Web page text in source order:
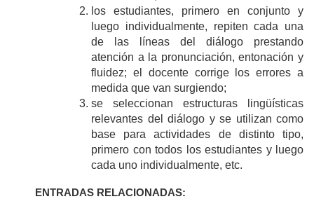
los estudiantes, primero en conjunto y
luego individualmente, repiten cada una
de las líneas del diálogo prestando
atención a la pronunciación, entonación y
fluidez; el docente corrige los errores a
medida que van surgiendo;
se seleccionan estructuras lingüísticas
relevantes del diálogo y se utilizan como
base para actividades de distinto tipo,
primero con todos los estudiantes y luego
cada uno individualmente, etc.
ENTRADAS RELACIONADAS: